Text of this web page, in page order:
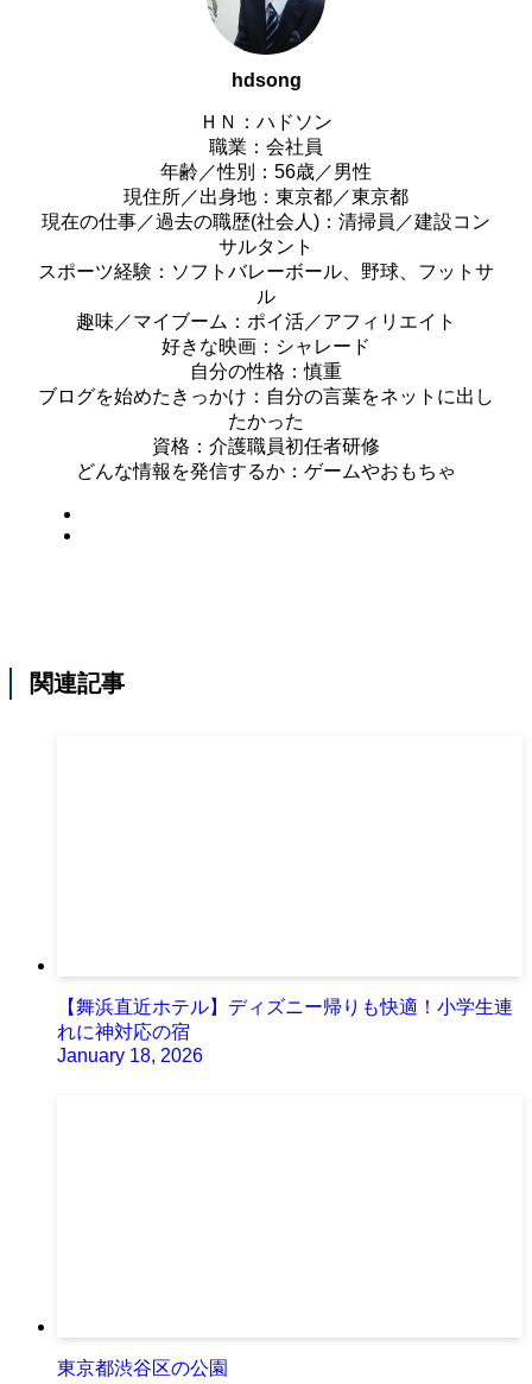
hdsong
ＨＮ：ハドソン
職業：会社員
年齢／性別：56歳／男性
現住所／出身地：東京都／東京都
現在の仕事／過去の職歴(社会人)：清掃員／建設コン
サルタント
スポーツ経験：ソフトバレーボール、野球、フットサ
ル
趣味／マイブーム：ポイ活／アフィリエイト
好きな映画：シャレード
自分の性格：慎重
ブログを始めたきっかけ：自分の言葉をネットに出し
たかった
資格：介護職員初任者研修
どんな情報を発信するか：ゲームやおもちゃ
関連記事
【舞浜直近ホテル】ディズニー帰りも快適！小学生連
れに神対応の宿
January 18, 2026
東京都渋谷区の公園